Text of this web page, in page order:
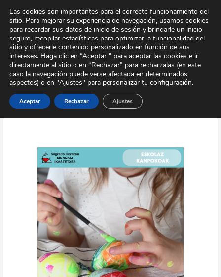
contenido
Tour Virtual Área Privada Contacto
Extraescolares
Más
Allá
del
Aula.
El
Valor
de
las
Actividades
Extraescolares
en
la
Las cookies son importantes para el correcto funcionamiento del
sitio. Para mejorar su experiencia de navegación, usamos cookies
para recordar sus datos de inicio de sesión y brindarle un inicio
seguro, recopilar estadísticas para optimizar la funcionalidad del
sitio y ofrecerle contenido personalizado en función de sus
intereses. Haga clic en “Aceptar " para aceptar las cookies e ir
directamente al sitio o en “Rechazar” para recharzalas (en este
caso la navegación puede verse afectada en determinados
aspectos) o en "Ajustes" para personalizar tu configuración.
Aceptar Rechazar Ajustes